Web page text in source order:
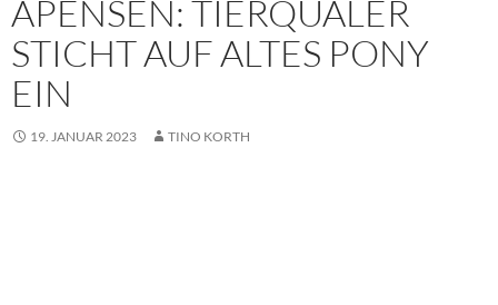
APENSEN: TIERQUÄLER
STICHT AUF ALTES PONY
EIN
19. JANUAR 2023 TINO KORTH